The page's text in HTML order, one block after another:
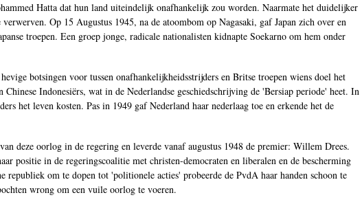
Hatta dat hun land uiteindelijk onafhankelijk zou worden. Naarmate het duidelijker
Op 15 Augustus 1945, na de atoombom op Nagasaki, gaf Japan zich over en
troepen. Een groep jonge, radicale nationalisten kidnapte Soekarno om hem onder
botsingen voor tussen onafhankelijkheidsstrijders en Britse troepen wiens doel het
Indonesiërs, wat in de Nederlandse geschiedschrijving de 'Bersiap periode' heet. In
het leven kosten. Pas in 1949 gaf Nederland haar nederlaag toe en erkende het de
deze oorlog in de regering en leverde vanaf augustus 1948 de premier: Willem Drees.
positie in de regeringscoalitie met christen-democraten en liberalen en de bescherming
om te dopen tot 'politionele acties' probeerde de PvdA haar handen schoon te
wrong om een vuile oorlog te voeren.